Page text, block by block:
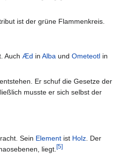
ist der grüne Flammenkreis.
Auch Æd in Alba und Ometeotl in
Er schuf die Gesetze der
musste er sich selbst der
Sein Element ist Holz . Der
liegt. [5]